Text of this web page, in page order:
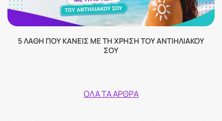
5 ΛΆΘΗ ΠΟΥ ΚΆΝΕΙΣ ΜΕ ΤΗ ΧΡΉΣΗ ΤΟΥ ΑΝΤΙΗΛΙΑΚΟΎ
ΣΟΥ
ΌΛΑ ΤΑ ΆΡΘΡΑ